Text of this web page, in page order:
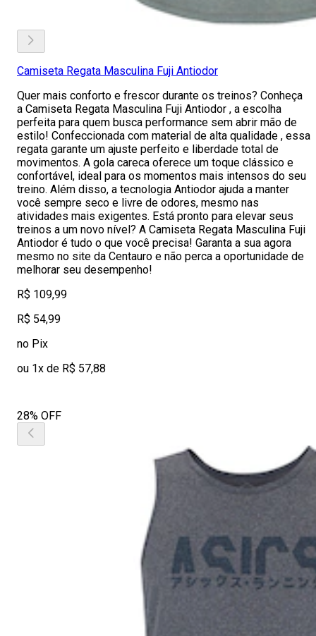
Camiseta Regata Masculina Fuji Antiodor
Quer mais conforto e frescor durante os treinos? Conheça
a Camiseta Regata Masculina Fuji Antiodor , a escolha
perfeita para quem busca performance sem abrir mão de
estilo! Confeccionada com material de alta qualidade , essa
regata garante um ajuste perfeito e liberdade total de
movimentos. A gola careca oferece um toque clássico e
confortável, ideal para os momentos mais intensos do seu
treino. Além disso, a tecnologia Antiodor ajuda a manter
você sempre seco e livre de odores, mesmo nas
atividades mais exigentes. Está pronto para elevar seus
treinos a um novo nível? A Camiseta Regata Masculina Fuji
Antiodor é tudo o que você precisa! Garanta a sua agora
mesmo no site da Centauro e não perca a oportunidade de
melhorar seu desempenho!
R$ 109,99
R$ 54,99
no Pix
ou 1x de R$ 57,88
28% OFF